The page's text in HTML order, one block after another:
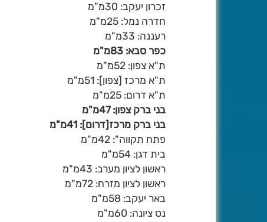
זכרון יעקב: 30מ"מ
חדרה נמל: 25מ"מ
רעננה: 33מ"מ
כפר סבא: 83מ"מ
ת"א צפון: 52מ"מ
ת"א מרכז [צפון]: 51מ"מ
ת"א דרום: 25מ"מ
בני ברק צפון: 47מ"מ
בני ברק מרכז[דרום]: 41מ"מ
פתח תקווה": 42מ"מ
בית דגן: 54מ"מ
ראשון לציון מערב: 43מ"מ
ראשון לציון מזרח: 72מ"מ
באר יעקב: 58מ"מ
נס ציונה: 60מ"מ